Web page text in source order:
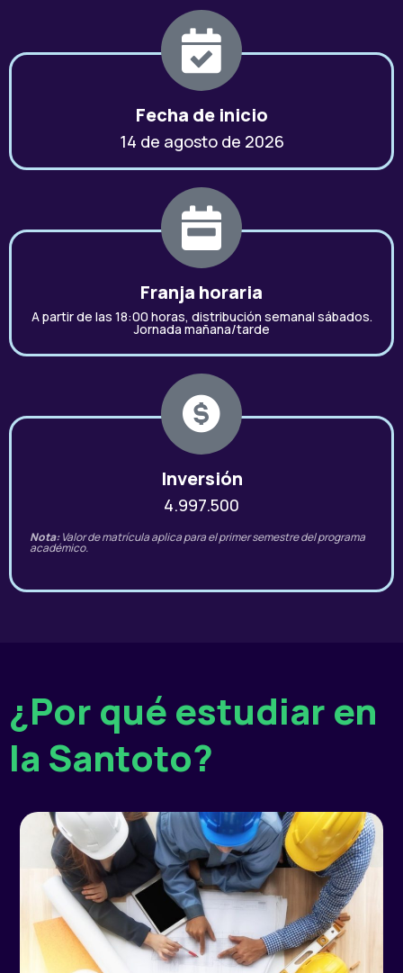
Fecha de inicio
14 de agosto de 2026
Franja horaria
A partir de las 18:00 horas, distribución semanal sábados.
Jornada mañana/tarde
Inversión
4.997.500
Nota: Valor de matrícula aplica para el primer semestre del programa
académico.
¿Por qué estudiar en
la Santoto?